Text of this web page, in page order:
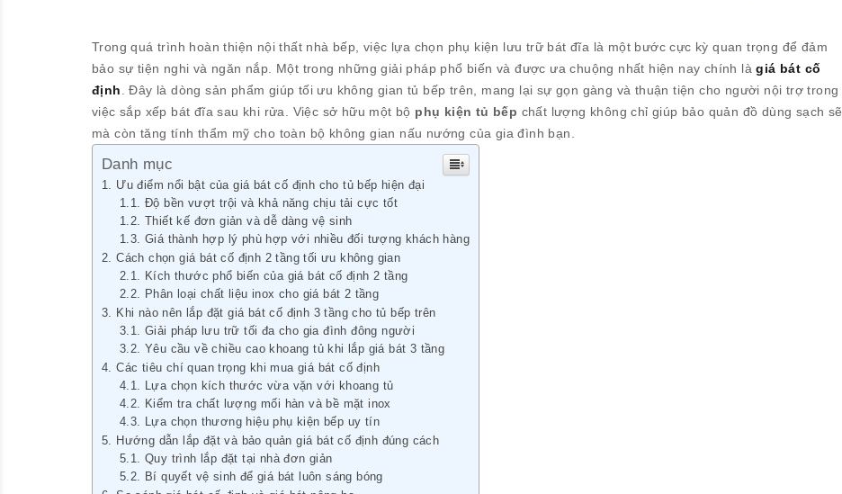
Trong quá trình hoàn thiện nội thất nhà bếp, việc lựa chọn phụ kiện lưu trữ bát đĩa là một bước cực kỳ quan trọng để đảm
bảo sự tiện nghi và ngăn nắp. Một trong những giải pháp phổ biến và được ưa chuộng nhất hiện nay chính làgiá bát cố
định
. Đây là dòng sản phẩm giúp tối ưu không gian tủ bếp trên, mang lại sự gọn gàng và thuận tiện cho người nội trợ trong
việc sắp xếp bát đĩa sau khi rửa. Việc sở hữu một bộ phụ kiện tủ bếp chất lượng không chỉ giúp bảo quản đồ dùng sạch sẽ
mà còn tăng tính thẩm mỹ cho toàn bộ không gian nấu nướng của gia đình bạn.
Danh mục
Ưu điểm nổi bật của giá bát cố định cho tủ bếp hiện đại
Độ bền vượt trội và khả năng chịu tải cực tốt
Thiết kế đơn giản và dễ dàng vệ sinh
Giá thành hợp lý phù hợp với nhiều đối tượng khách hàng
Cách chọn giá bát cố định 2 tầng tối ưu không gian
Kích thước phổ biến của giá bát cố định 2 tầng
Phân loại chất liệu inox cho giá bát 2 tầng
Khi nào nên lắp đặt giá bát cố định 3 tầng cho tủ bếp trên
Giải pháp lưu trữ tối đa cho gia đình đông người
Yêu cầu về chiều cao khoang tủ khi lắp giá bát 3 tầng
Các tiêu chí quan trọng khi mua giá bát cố định
Lựa chọn kích thước vừa vặn với khoang tủ
Kiểm tra chất lượng mối hàn và bề mặt inox
Lựa chọn thương hiệu phụ kiện bếp uy tín
Hướng dẫn lắp đặt và bảo quản giá bát cố định đúng cách
Quy trình lắp đặt tại nhà đơn giản
Bí quyết vệ sinh để giá bát luôn sáng bóng